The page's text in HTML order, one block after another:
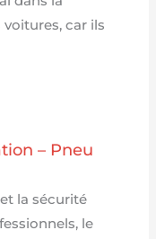
car ils
– Pneu
la sécurité
le